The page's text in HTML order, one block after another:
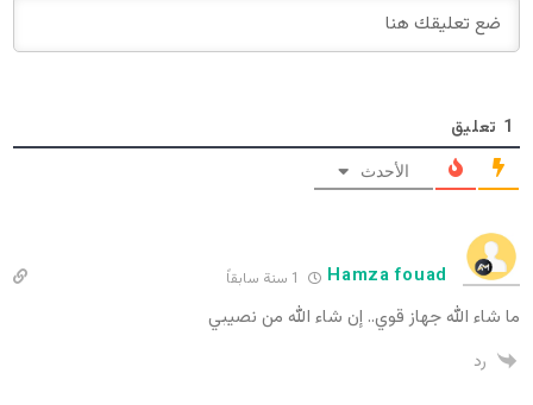
1 تعليق
الأحدث
Hamza fouad
ما شاء الله جهاز قوي.. إن شاء الله من نصيبي
رد